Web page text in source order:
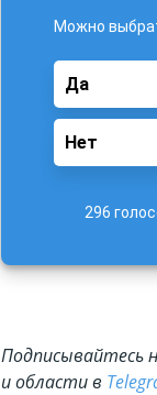
Можно
Да
Нет
296
Подписывайтесь
и области в